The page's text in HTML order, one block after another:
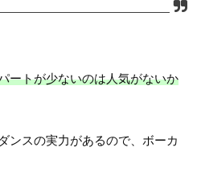
ートが少ないのは人気がないか
ンスの実力があるので、ボーカ